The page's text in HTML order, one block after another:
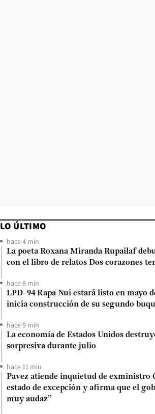
LO ÚLTIMO
hace 4 min
La poeta Roxana Miranda Rupailaf
con el libro de relatos Dos corazones
hace 8 min
LPD-94 Rapa Nui estará listo en mayo
inicia construcción de su segundo
hace 9 min
La economía de Estados Unidos
sorpresiva durante julio
hace 11 min
Pavez atiende inquietud de exministro
estado de excepción y afirma que el
muy audaz”